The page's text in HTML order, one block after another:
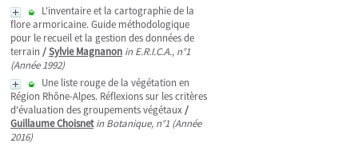
L'inventaire et la cartographie de la
flore armoricaine. Guide méthodologique
pour le recueil et la gestion des données de
terrain /Sylvie Magnanon in E.R.I.C.A., n°1
(Année 1992)
Une liste rouge de la végétation en
Région Rhône-Alpes. Réflexions sur les critères
d'évaluation des groupements végétaux/
Guillaume Choisnet in Botanique, n°1 (Année
2016)